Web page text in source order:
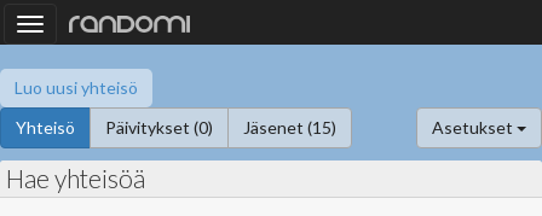
Toggle
navigation
Luo uusi yhteisö
Yhteisö
Päivitykset (0) Jäsenet (15) Asetukset
Hae yhteisöä